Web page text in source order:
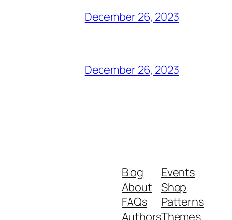
December 26, 2023
December 26, 2023
Blog
About
FAQs
Authors
Events
Shop
Patterns
Themes